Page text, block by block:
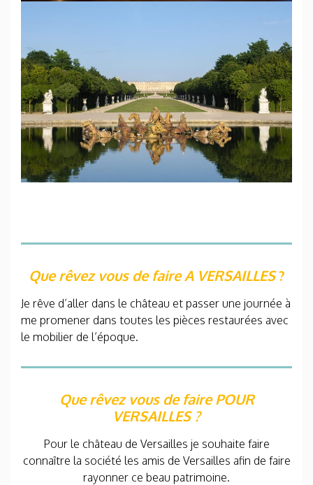
Que rêvez vous de faire A VERSAILLES?
Je rêve d’aller dans le château et passer une journée à
me promener dans toutes les pièces restaurées avec
le mobilier de l’époque.
Que rêvez vous de faire POUR
VERSAILLES ?
Pour le château de Versailles je souhaite faire
connaître la société les amis de Versailles afin de faire
rayonner ce beau patrimoine.